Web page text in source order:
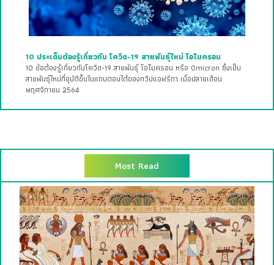
10 ประเด็นต้องรู้เกี่ยวกับ โควิด-19 สายพันธุ์ใหม่ โอไมครอน
10 ข้อต้องรู้เกี่ยวกับโควิด-19 สายพันธุ์ โอไมครอน หรือ Omicron ซึ่งเป็น
สายพันธุ์ใหม่ที่อุบัติขึ้นในแถบตอนใต้ของทวีปแอฟริกา เมื่อปลายเดือน
พฤศจิกายน 2564
Most Read